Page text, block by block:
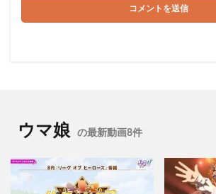
ウマ娘 の最新動画8件